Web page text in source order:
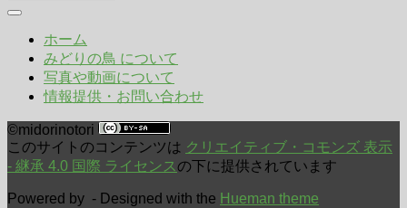
影
ホーム
みどりの鳥 について
写真や動画について
情報提供・お問い合わせ
©midorinotori
このサイトのコンテンツは クリエイティブ・コモンズ 表示
- 継承 4.0 国際 ライセンス の下に提供されています
Powered by - Designed with the Hueman theme